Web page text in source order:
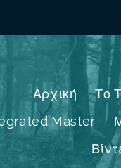
Αρχική Το
Master